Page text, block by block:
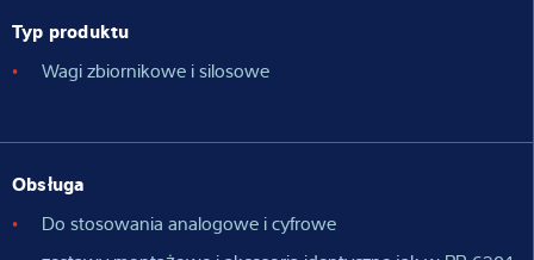
Typ produktu
Wagi zbiornikowe i silosowe
Obsługa
Do stosowania analogowe i cyfrowe